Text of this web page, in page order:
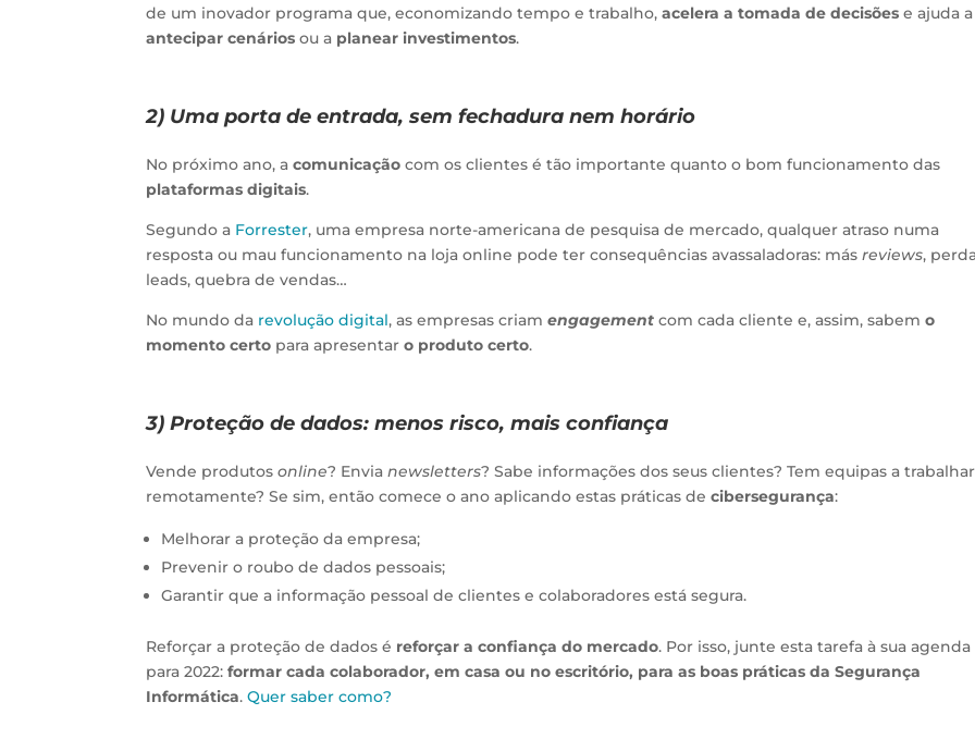
de um inovador programa que, economizando tempo e trabalho,acelera a tomada de decisões e ajuda a
antecipar cenários ou a planear investimentos.
2) Uma porta de entrada, sem fechadura nem horário
No próximo ano, acomunicaçãocom os clientes é tão importante quanto o bom funcionamento das
plataformas digitais.
Segundo a Forrester, uma empresa norte-americana de pesquisa de mercado, qualquer atraso numa
resposta ou mau funcionamento na loja online pode ter consequências avassaladoras: másreviews,
leads, quebra de vendas…
No mundo da revolução digital, as empresas criamengagement com cada cliente e, assim, sabemo
momento certo para apresentaro produto certo.
3) Proteção de dados: menos risco, mais confiança
Vende produtosonline? Envianewsletters? Sabe informações dos seus clientes? Tem equipas a trabalhar
remotamente? Se sim, então comece o ano aplicando estas práticas decibersegurança:
Melhorar a proteção da empresa;
Prevenir o roubo de dados pessoais;
Garantir que a informação pessoal de clientes e colaboradores está segura.
Reforçar a proteção de dados é reforçar a confiança do mercado. Por isso, junte esta tarefa à sua agenda
para 2022:formar cada colaborador, em casa ou no escritório, para as boas práticas da Segurança
Informática.Quer saber como?